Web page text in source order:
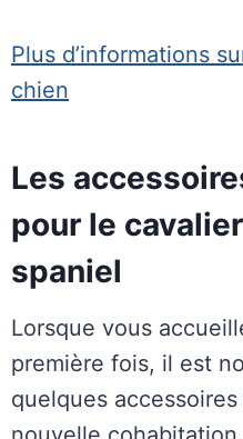
Plus d’informations
chien
Les
pour le
spaniel
Lorsque vous
première fois, il est
quelques